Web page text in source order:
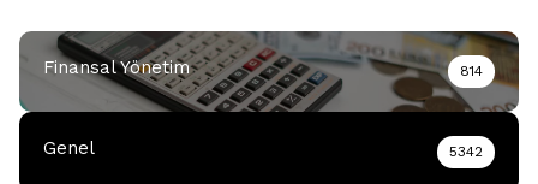
Finansal Yönetim 814
Genel 5342